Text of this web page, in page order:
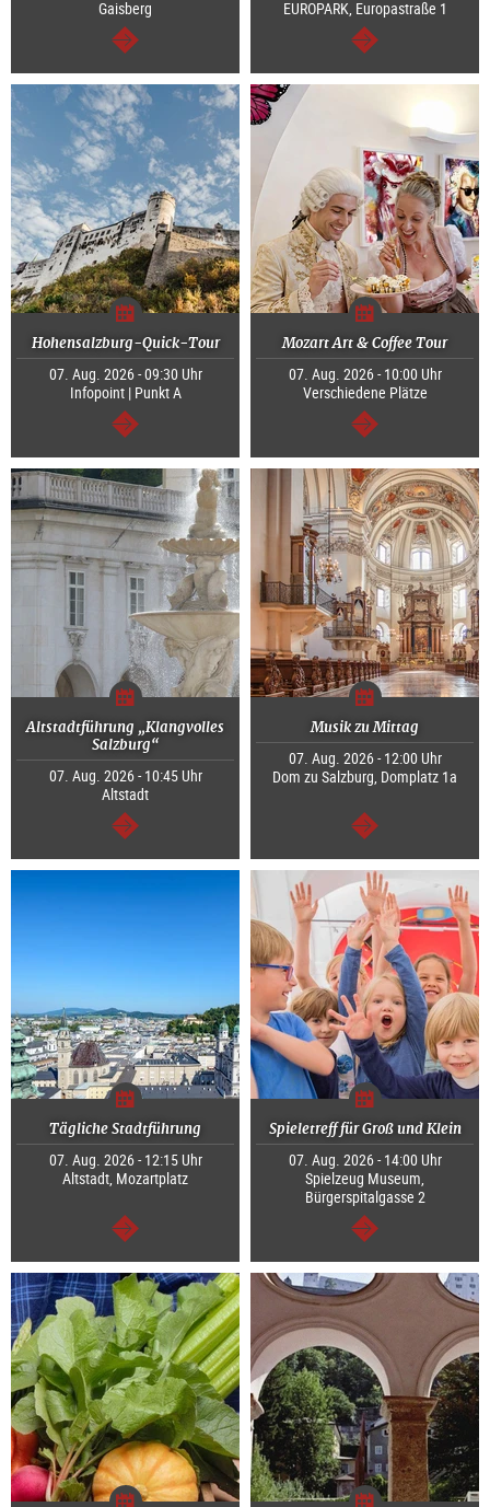
Gaisberg
weiter
EUROPARK, Europastraße 1
weiter
Hohensalzburg-Quick-Tour
07. Aug. 2026 - 09:30 Uhr
Infopoint | Punkt A
weiter
Mozart Art & Coffee Tour
07. Aug. 2026 - 10:00 Uhr
Verschiedene Plätze
weiter
Altstadtführung „Klangvolles
Salzburg“
07. Aug. 2026 - 10:45 Uhr
Altstadt
weiter
Musik zu Mittag
07. Aug. 2026 - 12:00 Uhr
Dom zu Salzburg, Domplatz 1a
weiter
Tägliche Stadtführung
07. Aug. 2026 - 12:15 Uhr
Altstadt, Mozartplatz
weiter
Spieletreff für Groß und Klein
07. Aug. 2026 - 14:00 Uhr
Spielzeug Museum,
Bürgerspitalgasse 2
weiter